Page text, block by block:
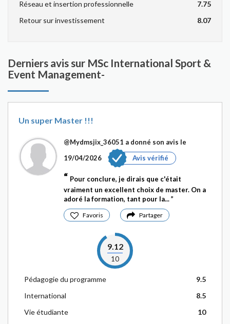
Réseau et insertion professionnelle
7.75
Retour sur investissement
8.07
Derniers avis sur MSc International Sport &
Event Management-
Un super Master !!!
@Mydmsjix_36051 a donné son avis le
19/04/2026
Avis vérifié
Pour conclure, je dirais que c'était
vraiment un excellent choix de master. On a
adoré la formation, tant pour la...
Favoris Partager
9.12
10
Pédagogie du programme
9.5
International
8.5
Vie étudiante
10